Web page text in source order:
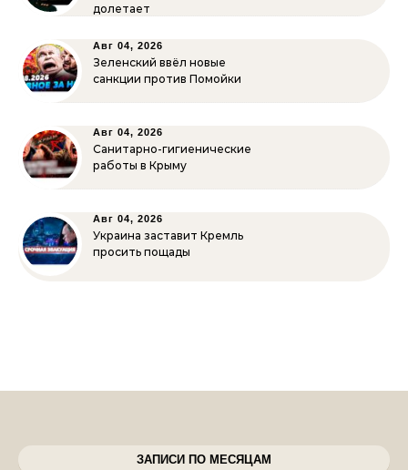
долетает
Авг 04, 2026
Зеленский ввёл новые
санкции против Помойки
Авг 04, 2026
Санитарно-гигиенические
работы в Крыму
Авг 04, 2026
Украина заставит Кремль
просить пощады
ЗАПИСИ ПО МЕСЯЦАМ